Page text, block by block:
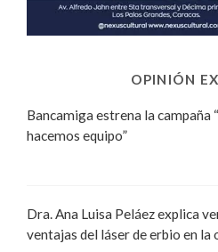
OPINIÓN
Bancamiga estrena la campaña
hacemos equipo”
Dra. Ana Luisa Peláez explica
ventajas del láser de erbio en